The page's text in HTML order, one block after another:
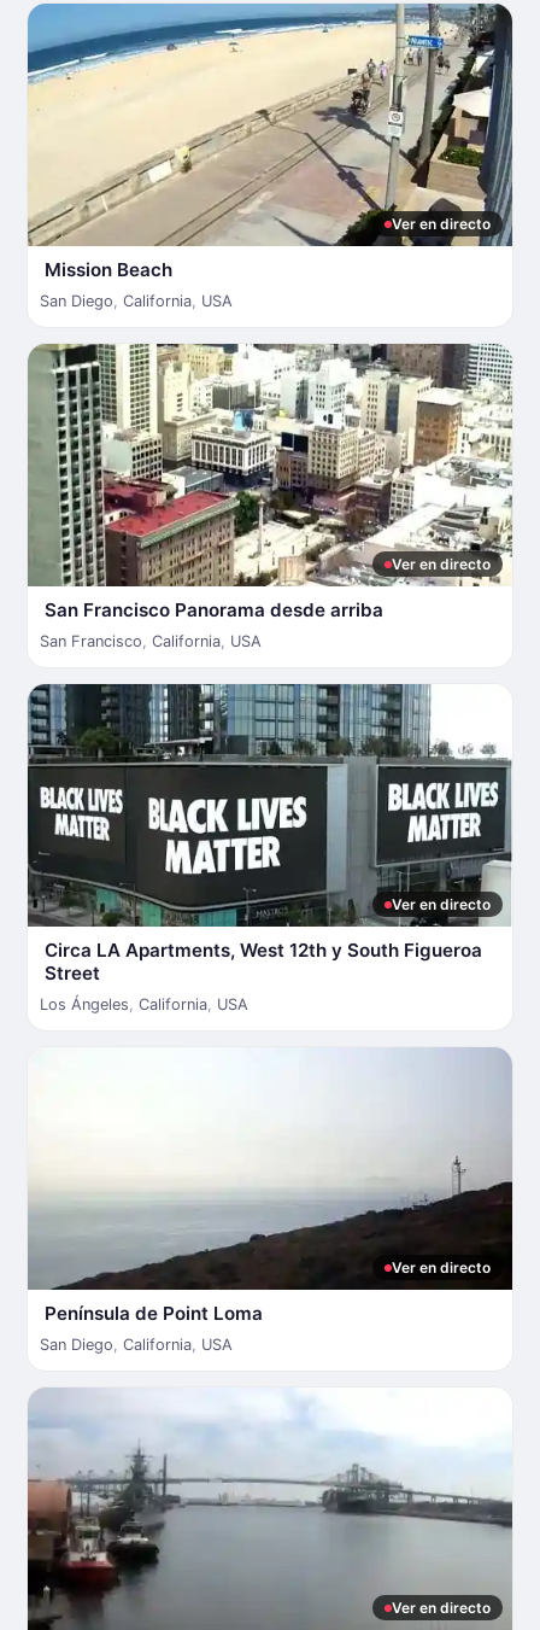
Ver en directo
Mission Beach
San Diego, California, USA
Ver en directo
San Francisco Panorama desde arriba
San Francisco, California, USA
Ver en directo
Circa LA Apartments, West 12th y South Figueroa
Street
Los Ángeles, California, USA
Ver en directo
Península de Point Loma
San Diego, California, USA
Ver en directo